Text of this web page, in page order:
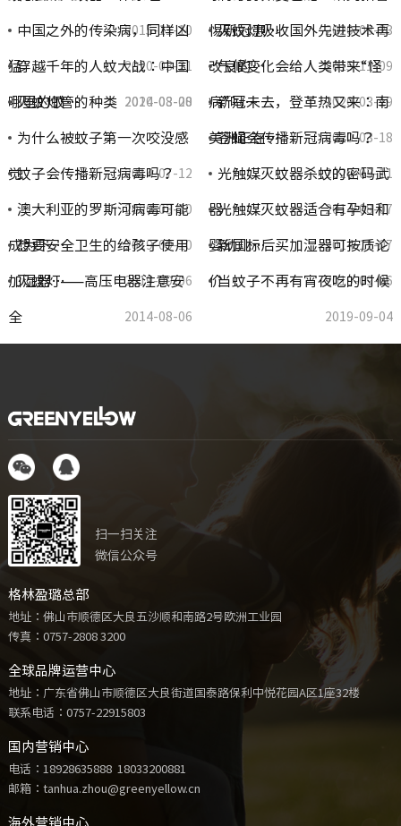
2015-11-10 惕新冠患… 2020-03-23
中国之外的传染病，同样凶
猛 2020-03-21
灭蚊灯吸收国外先进技术再
改良的… 2015-11-09
穿越千年的人蚊大战：中国
哪里的蚊… 2020-03-20
气候变化会给人类带来“怪
病”吗… 2020-03-19
灭蚊灯管的种类 2014-08-08 新冠未去，登革热又来：南
美洲正在… 2020-03-18
为什么被蚊子第一次咬没感
觉 2014-07-12
苍蝇会传播新冠病毒吗？
2020-03-11
蚊子会传播新冠病毒吗？
2020-03-10
光触媒灭蚊器杀蚊的密码武
器 2014-08-07
澳大利亚的罗斯河病毒可能
成为下… 2019-09-10
光触媒灭蚊器适合有孕妇和
婴幼儿… 2014-11-07
想要安全卫生的给孩子使用
加湿器… 2019-09-06
新国标后买加湿器可按质论
价 2019-09-06
灭蚊灯——高压电器注意安
全 2014-08-06
当蚊子不再有宵夜吃的时候
2019-09-04
扫一扫关注
微信公众号
格林盈璐总部
地址：佛山市顺德区大良五沙顺和南路2号欧洲工业园
传真：0757-2808 3200
全球品牌运营中心
地址：广东省佛山市顺德区大良街道国泰路保利中悦花园A区1座32楼
联系电话： 0757-22915803
国内营销中心
电话： 18928635888 18033200881
邮箱：tanhua.zhou@greenyellow.cn
海外营销中心